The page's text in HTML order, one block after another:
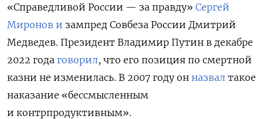
«Справедливой России — за правду» Сергей
Миронов и зампред Совбеза России Дмитрий
Медведев. Президент Владимир Путин в декабре
2022 года говорил, что его позиция по смертной
казни не изменилась. В 2007 году он назвал такое
наказание «бессмысленным
и контрпродуктивным».